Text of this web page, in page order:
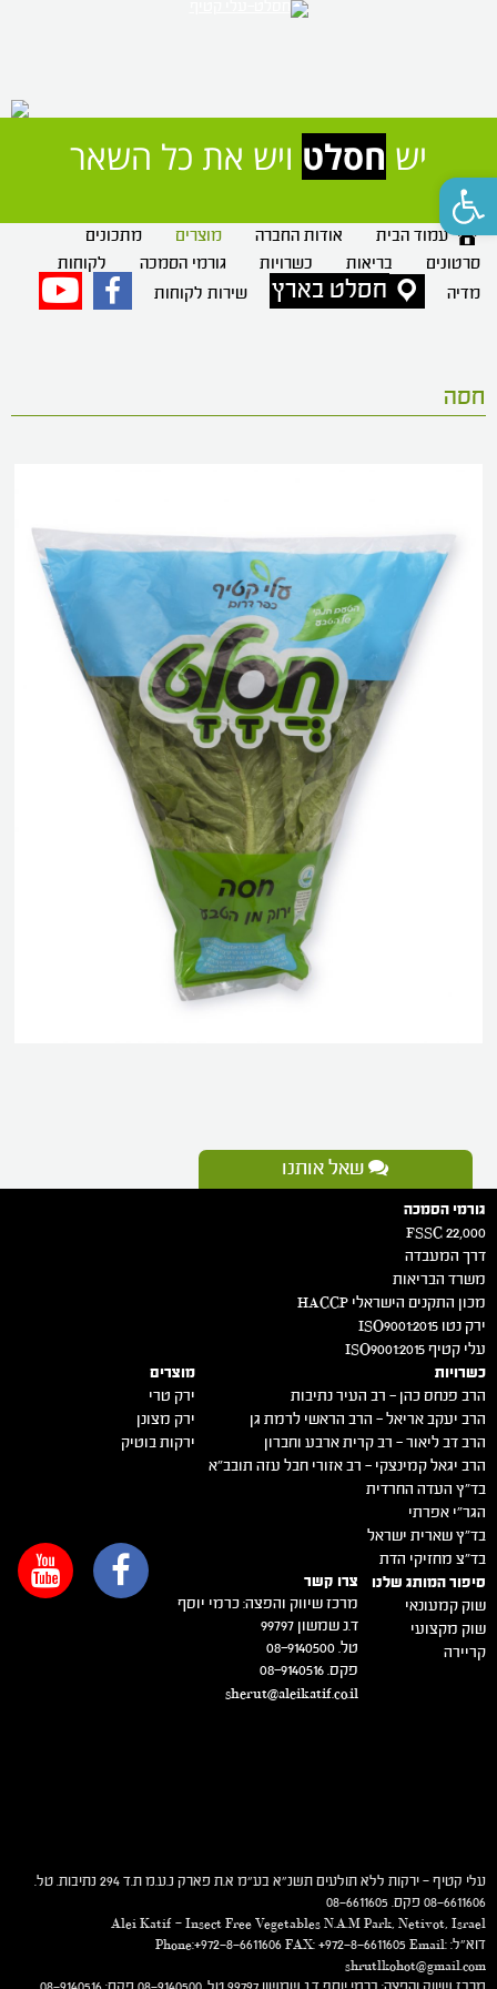
פתח סרגל נגישות
יש חסלט ויש את כל השאר
עמוד הבית אודות החברה מוצרים
מתכונים
סרטונים
בריאות כשרויות גורמי הסמכה
לקוחות
מדיה
חסלט בארץ שירות לקוחות פייסבוק
חסה
שאל אותנו
גורמי הסמכה
FSSC 22,000
דרך המעבדה
משרד הבריאות
מכון התקנים הישראלי HACCP
ירק נטו 2015:ISO9001
עלי קטיף 2015:ISO9001
כשרויות
הרב פנחס כהן – רב העיר נתיבות
הרב יעקב אריאל – הרב הראשי לרמת גן
הרב דב ליאור – רב קרית ארבע וחברון
הרב יגאל קמינצקי – רב אזורי חבל עזה תובב"א
בד"ץ העדה החרדית
הגר"י אפרתי
בד"ץ שארית ישראל
בד"צ מחזיקי הדת
מוצרים
ירק טרי
ירק מצונן
ירקות בוטיק
סיפור המותג שלנו
שוק קמעונאי
שוק מקצועי
קריירה
צרו קשר
מרכז שיווק והפצה: כרמי יוסף
ד.נ שמשון 99797
טל. 08-9140500
פקס. 08-9140516
sherut@aleikatif.co.il
עלי קטיף – ירקות ללא תולעים תשנ"א בע"מ א.ת פארק נ.ע.מ ת.ד 294 נתיבות. טל.
08-6611606 פקס. 08-6611605
Alei Katif – Insect Free Vegetables N.A.M Park, Netivot, Israel
דוא"ל: Phone:+972-8-6611606 FAX: +972-8-6611605 Email:
shrutlkohot@gmail.com